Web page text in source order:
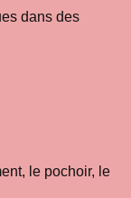
dans des
le pochoir, le